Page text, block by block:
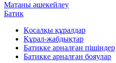
Матаны әшекейлеу
Батик
Қосалқы құралдар
Құрал-жабдықтар
Батикке арналған пішіндер
Батикке арналған бояулар